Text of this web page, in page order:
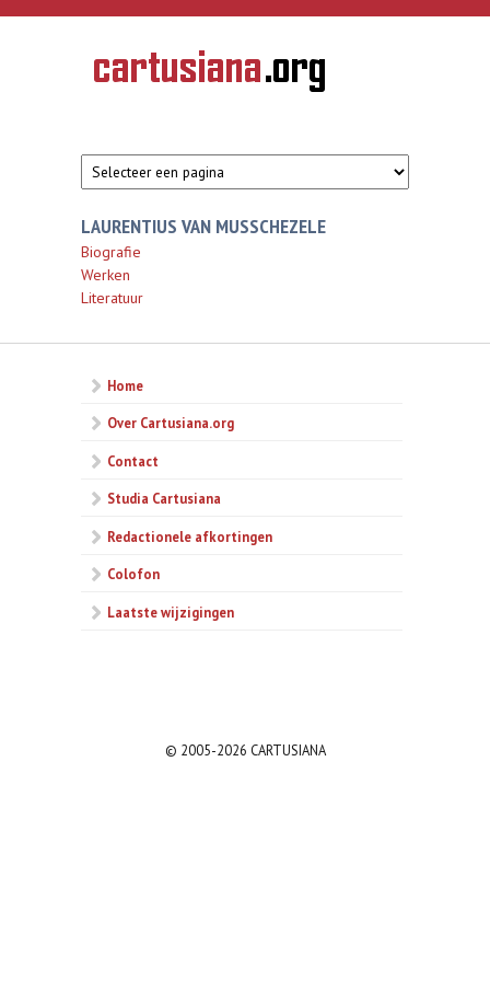
Overslaan en naar de inhoud gaan
CARTUSIANA
Geschiedenis
van de
LAURENTIUS VAN MUSSCHEZELE
Biografie
Werken
Literatuur
Home
Over Cartusiana.org
Contact
Studia Cartusiana
Redactionele afkortingen
Colofon
Laatste wijzigingen
© 2005-2026 CARTUSIANA